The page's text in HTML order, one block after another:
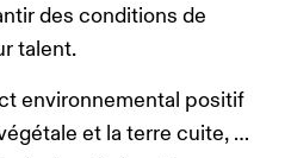
des conditions de
talent.
environnemental positif
et la terre cuite, …